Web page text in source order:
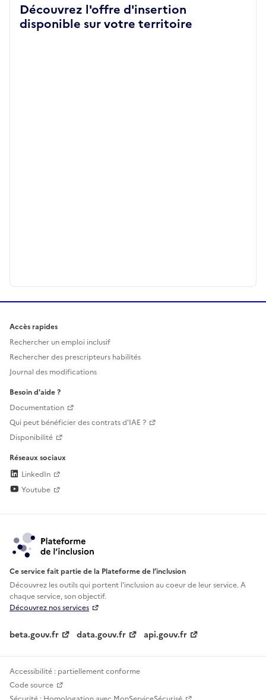
Découvrez l'offre d'insertion
disponible sur votre territoire
Accès rapides
Rechercher un emploi inclusif
Rechercher des prescripteurs habilités
Journal des modifications
Besoin d'aide ?
Documentation
Qui peut bénéficier des contrats d'IAE ?
Disponibilité
Réseaux sociaux
LinkedIn
Youtube
Ce service fait partie de la Plateforme de l’inclusion
Découvrez les outils qui portent l'inclusion aucoeur de leur service. A
chaque service, son objectif.
Découvrez nos services
beta.gouv.fr data.gouv.fr api.gouv.fr
Accessibilité : partiellement conforme
Code source